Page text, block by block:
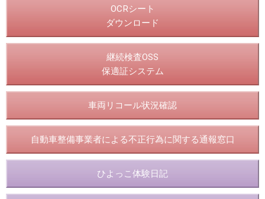
OCRシート
ダウンロード
継続検査OSS
保適証システム
車両リコール状況確認
自動車整備事業者による不正行為に関する通報窓口
ひよっこ体験日記